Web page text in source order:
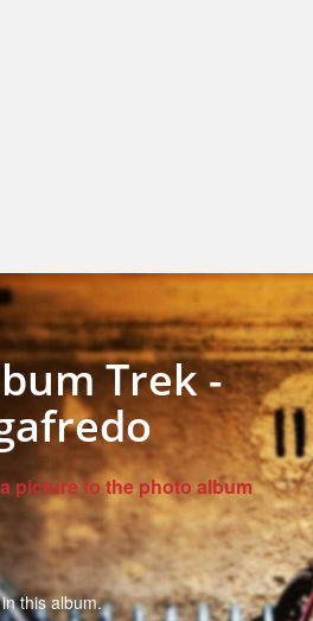
Trek -
picture to the photo album
this album.